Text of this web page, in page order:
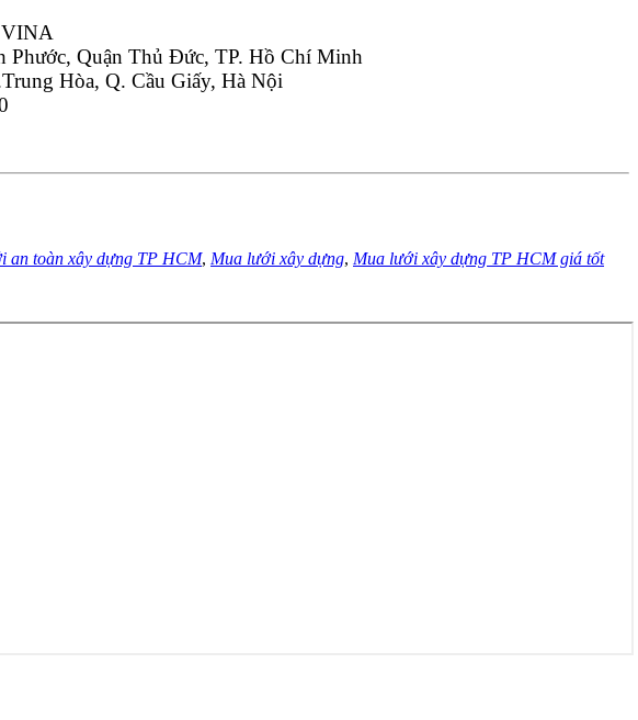
Phước, Quận Thủ Đức, TP. Hồ Chí Minh
Hòa, Q. Cầu Giấy, Hà Nội
an toàn xây dựng TP HCM, Mua lưới xây dựng, Mua lưới xây dựng TP HCM giá tốt